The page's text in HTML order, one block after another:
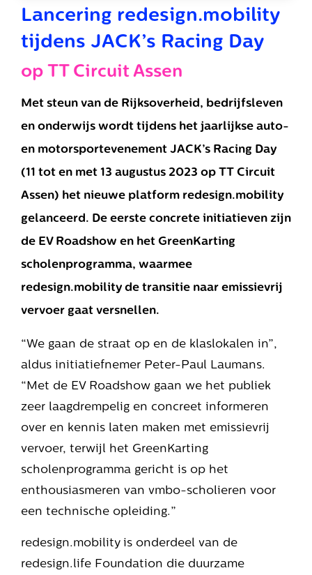
Lancering redesign.mobility
tijdens JACK’s Racing Day
op TT Circuit Assen
Met steun van de Rijksoverheid, bedrijfsleven
en onderwijs wordt tijdens het jaarlijkse auto-
en motorsportevenement JACK’s Racing Day
(11 tot en met 13 augustus 2023 op TT Circuit
Assen) het nieuwe platform redesign.mobility
gelanceerd. De eerste concrete initiatieven zijn
de EV Roadshow en het GreenKarting
scholenprogramma, waarmee
redesign.mobility de transitie naar emissievrij
vervoer gaat versnellen.
“We gaan de straat op en de klaslokalen in”,
aldus initiatiefnemer Peter-Paul Laumans.
“Met de EV Roadshow gaan we het publiek
zeer laagdrempelig en concreet informeren
over en kennis laten maken met emissievrij
vervoer, terwijl het GreenKarting
scholenprogramma gericht is op het
enthousiasmeren van vmbo-scholieren voor
een technische opleiding.”
redesign.mobility is onderdeel van de
redesign.life Foundation die duurzame